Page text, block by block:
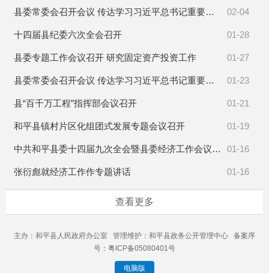
02-04
县委常委会召开会议 传达学习习近平总书记重要讲话精神
01-28
十四届县纪委六次全会召开
01-27
县委专题工作会议召开 研究固定资产投资工作
01-23
县委常委会召开会议 传达学习习近平总书记重要讲话精神
01-21
县“百千万工程”指挥部会议召开
01-19
和平县镇村片区化组团式发展专题会议召开
01-16
中共和平县委十四届九次全会暨县委经济工作会议召开
01-16
张衍彪就经济工作作专题讲话
查看更多
主办：和平县人民政府办公室 管理维护：和平县政务公开管理中心 备案序
号：粤ICP备05080401号
电脑版